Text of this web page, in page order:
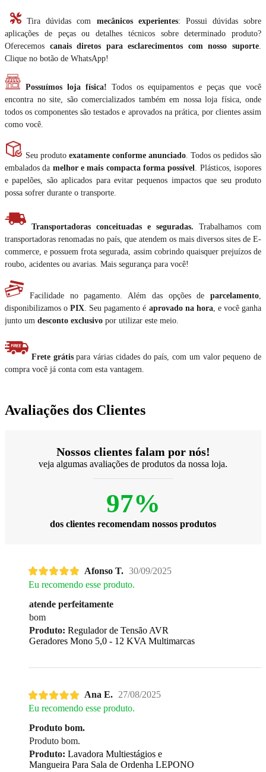
Tira dúvidas com mecânicos experientes: Possui dúvidas sobre
aplicações de peças ou detalhes técnicos sobre determinado produto?
Oferecemos canais diretos para esclarecimentos com nosso suporte
Clique no botão de WhatsApp!
Possuímos loja física! Todos os equipamentos e peças que você
encontra no site, são comercializados também em nossa loja física, onde
todos os componentes são testados e aprovados na prática, por clientes assim
como você.
Seu produto exatamente conforme anunciado . Todos os pedidos são
embalados da melhor e mais compacta forma possível . Plásticos, isopores
e papelões, são aplicados para evitar pequenos impactos que seu produto
possa sofrer durante o transporte.
Transportadoras conceituadas e seguradas. Trabalhamos com
transportadoras renomadas no país, que atendem os mais diversos sites de E-
commerce, e possuem frota segurada, assim cobrindo quaisquer prejuízos de
roubo, acidentes ou avarias. Mais segurança para você!
Facilidade no pagamento. Além das opções de parcelamento
disponibilizamos oPIX . Seu pagamento é aprovado na hora, e você ganha
junto um desconto exclusivo por utilizar este meio.
Frete grátispara várias cidades do país, com um valor pequeno de
compra você já conta com esta vantagem.
Avaliações dos Clientes
Nossos clientes falam por nós!
veja algumas avaliações de produtos da nossa loja.
97%
dos clientes recomendam nossos produtos
Afonso T. 30/09/2025
Eu recomendo esse produto.
atende perfeitamente
bom
Produto: Regulador de Tensão AVR
Geradores Mono 5,0 - 12 KVA Multimarcas
Ana E. 27/08/2025
Eu recomendo esse produto.
Produto bom.
Produto bom.
Produto: Lavadora Multiestágios e
Mangueira Para Sala de Ordenha LEPONO